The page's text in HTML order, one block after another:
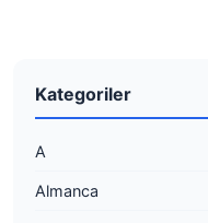
Kategoriler
A
Almanca